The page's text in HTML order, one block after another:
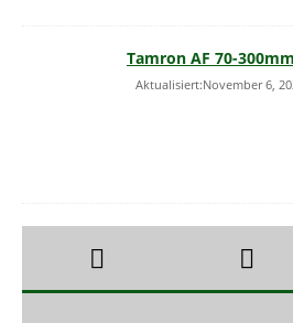
Tamron AF 70-
Aktualisiert:November 6,